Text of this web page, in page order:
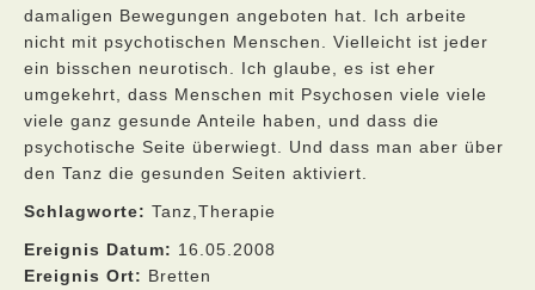
damaligen Bewegungen angeboten hat. Ich arbeite
nicht mit psychotischen Menschen. Vielleicht ist jeder
ein bisschen neurotisch. Ich glaube, es ist eher
umgekehrt, dass Menschen mit Psychosen viele viele
viele ganz gesunde Anteile haben, und dass die
psychotische Seite überwiegt. Und dass man aber über
den Tanz die gesunden Seiten aktiviert.
Schlagworte: Tanz,Therapie
Ereignis Datum: 16.05.2008
Ereignis Ort: Bretten